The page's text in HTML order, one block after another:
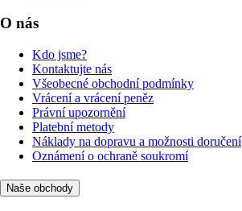
O nás
Kdo jsme?
Kontaktujte nás
Všeobecné obchodní podmínky
Vrácení a vrácení peněz
Právní upozornění
Platební metody
Náklady na dopravu a možnosti doručení
Oznámení o ochraně soukromí
Naše obchody